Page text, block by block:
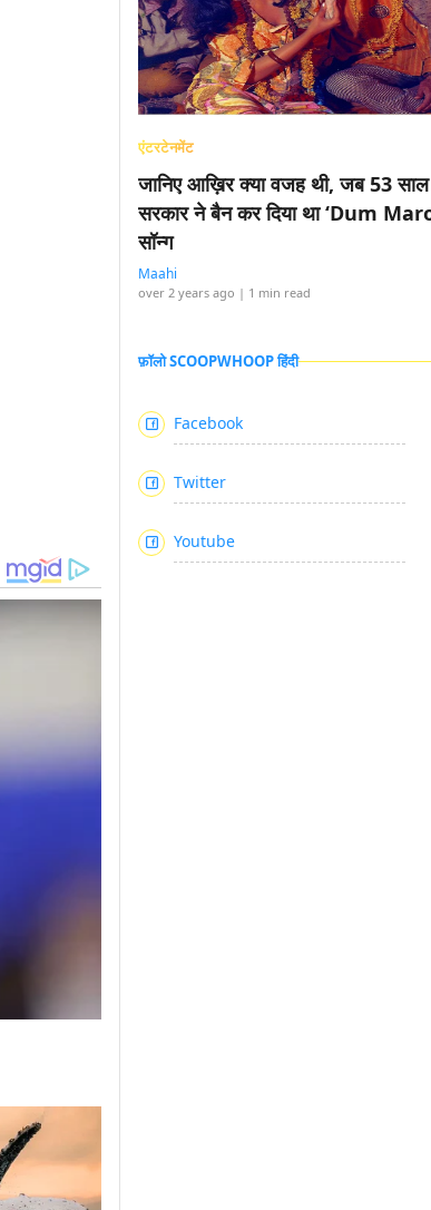
एंटरटेनमेंट
जानिए आख़िर क्या वजह थी, जब 53
सरकार ने बैन कर दिया था ‘Dum
सॉन्ग
Maahi
over 2 years ago | 1 min read
फ़ॉलो SCOOPWHOOP हिंदी
Facebook
Twitter
Youtube